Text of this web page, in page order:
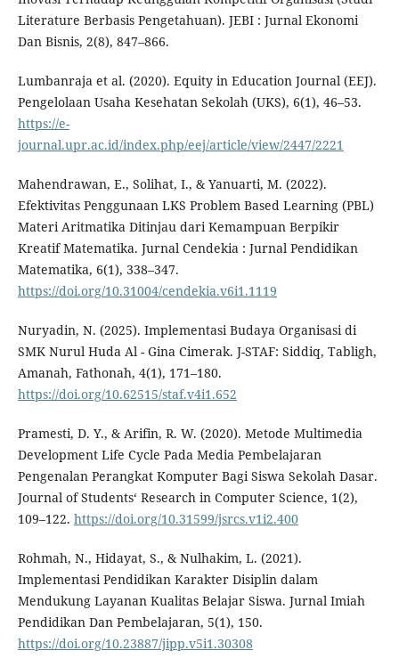
Literature Berbasis Pengetahuan). JEBI : Jurnal Ekonomi
Dan Bisnis, 2(8), 847–866.
Lumbanraja et al. (2020). Equity in Education Journal (EEJ).
Pengelolaan Usaha Kesehatan Sekolah (UKS), 6(1), 46–53.
https://e-
journal.upr.ac.id/index.php/eej/article/view/2447/2221
Mahendrawan, E., Solihat, I., & Yanuarti, M. (2022).
Efektivitas Penggunaan LKS Problem Based Learning (PBL)
Materi Aritmatika Ditinjau dari Kemampuan Berpikir
Kreatif Matematika. Jurnal Cendekia : Jurnal Pendidikan
Matematika, 6(1), 338–347.
https://doi.org/10.31004/cendekia.v6i1.1119
Nuryadin, N. (2025). Implementasi Budaya Organisasi di
SMK Nurul Huda Al - Gina Cimerak. J-STAF: Siddiq, Tabligh,
Amanah, Fathonah, 4(1), 171–180.
https://doi.org/10.62515/staf.v4i1.652
Pramesti, D. Y., & Arifin, R. W. (2020). Metode Multimedia
Development Life Cycle Pada Media Pembelajaran
Pengenalan Perangkat Komputer Bagi Siswa Sekolah Dasar.
Journal of Students‘ Research in Computer Science, 1(2),
109–122. https://doi.org/10.31599/jsrcs.v1i2.400
Rohmah, N., Hidayat, S., & Nulhakim, L. (2021).
Implementasi Pendidikan Karakter Disiplin dalam
Mendukung Layanan Kualitas Belajar Siswa. Jurnal Imiah
Pendidikan Dan Pembelajaran, 5(1), 150.
https://doi.org/10.23887/jipp.v5i1.30308